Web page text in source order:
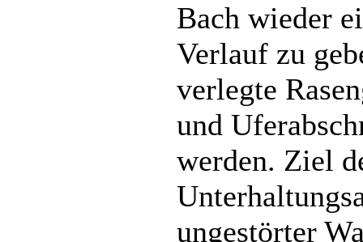
Bach wieder
Verlauf zu
verlegte
und
werden. Ziel
ungestörter